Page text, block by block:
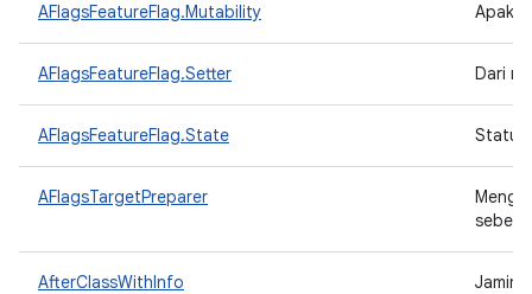
AFlagsFeatureFlag.Mutability
AFlagsFeatureFlag.Setter Dari
AFlagsFeatureFlag.State
AFlagsTargetPreparer
AfterClassWithInfo